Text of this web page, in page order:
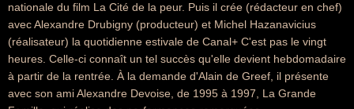
nationale du film La Cité de la peur. Puis il crée (rédacteur en chef)
avec Alexandre Drubigny (producteur) et Michel Hazanavicius
(réalisateur) la quotidienne estivale de Canal+ C'est pas le vingt
heures. Celle-ci connaît un tel succès qu'elle devient hebdomadaire
à partir de la rentrée. À la demande d'Alain de Greef, il présente
avec son ami Alexandre Devoise, de 1995 à 1997, La Grande